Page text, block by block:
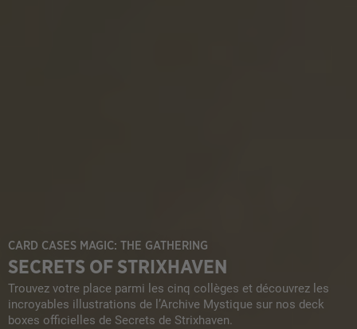
CARD CASES MAGIC: THE GATHERING
SECRETS OF STRIXHAVEN
Trouvez votre place parmi les cinq collèges et découvrez les
incroyables illustrations de l’Archive Mystique sur nos deck
boxes officielles de Secrets de Strixhaven.